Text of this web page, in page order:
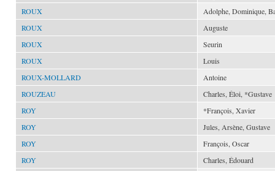
ROUX
Adolphe, Dominique,
ROUX
Auguste
ROUX
Seurin
ROUX
Louis
ROUX-MOLLARD
Antoine
ROUZEAU
Charles, Éloi, *Gustave
ROY
*François, Xavier
ROY
Jules, Arsène, Gustave
ROY
François, Oscar
ROY
Charles, Édouard